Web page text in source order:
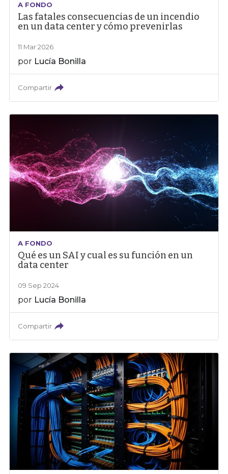
A FONDO
Las fatales consecuencias de un incendio
en un data center y cómo prevenirlas
11 Mar 2026
por Lucía Bonilla
Compartir
A FONDO
Qué es un SAI y cual es su función en un
data center
09 Sep 2024
por Lucía Bonilla
Compartir